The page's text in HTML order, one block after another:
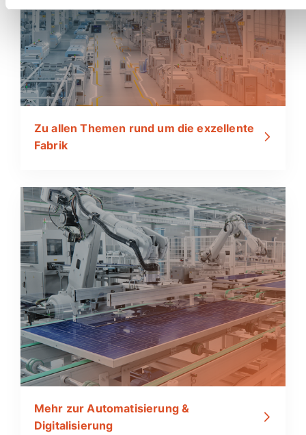
Zu allen Themen rund um die exzellente
Fabrik
Mehr zur Automatisierung &
Digitalisierung